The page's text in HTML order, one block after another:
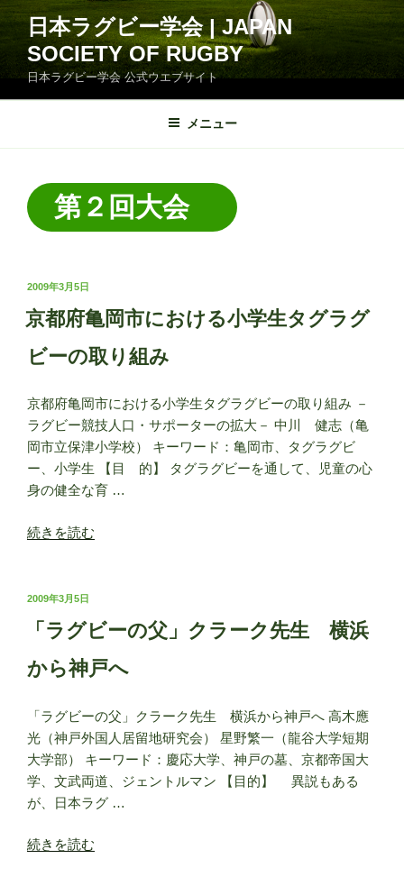
コ
ン
ツ
日本ラグビー学会 | JAPAN
SOCIETY OF RUGBY
日本ラグビー学会 公式ウエブサイト
メニュー
第２回大会
投
日:
2009年3月5日
京都府亀岡市における小学生タグラグ
ビーの取り組み
京都府亀岡市における小学生タグラグビーの取り組み －
ラグビー競技人口・サポーターの拡大－ 中川 健志（亀
岡市立保津小学校） キーワード：亀岡市、タグラグビ
ー、小学生 【目 的】 タグラグビーを通して、児童の心
身の健全な育 …
“京
亀
岡
に
お
小
学
生
タ
ラ
続きを読む
投
日:
2009年3月5日
「ラグビーの父」クラーク先生 横浜
から神戸へ
「ラグビーの父」クラーク先生 横浜から神戸へ 高木應
光（神戸外国人居留地研究会） 星野繁一（龍谷大学短期
大学部） キーワード：慶応大学、神戸の墓、京都帝国大
学、文武両道、ジェントルマン 【目的】 異説もある
が、日本ラグ …
“「ラ
続きを読む